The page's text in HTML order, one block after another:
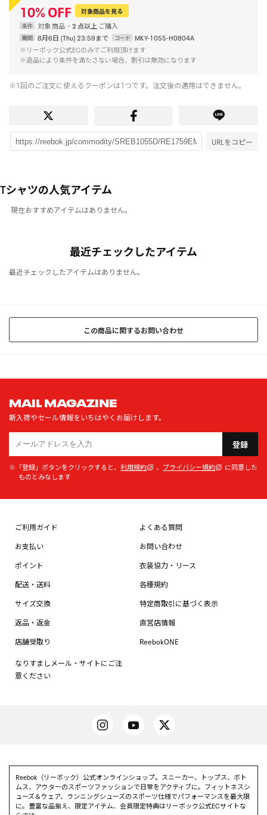
10%OFF 対象商品を見る
条件 対象商品 2 点以上
期間 8月6日 (Thu) 23:59まで コード
MKY-1055-H0804A
※リーボック公式ECのみでご利用頂けます
※返品により条件を満たさない場合、割引は無効になります
※1回のご注文に使えるクーポンは1つです。注文後の適用はできません。
URLをコピー
Tシャツの人気アイテム
現在おすすめアイテムはありません。
最近チェックしたアイテム
最近チェックしたアイテムはありません。
この商品に関するお問い合わせ
MAIL MAGAZINE
新入荷やセール情報をいちはやくお届けします。
登録
※「登録」ボタンをクリックすると、 利用規約 、 プライバシー規約
に同意した
ものとみなします
ご利用ガイド
お支払い
ポイント
配送・送料
サイズ交換
返品・返金
店舗受取り
なりすましメール・サイトにご注
意ください
よくある質問
お問い合わせ
衣装協力・リース
各種規約
特定商取引に基づく表示
直営店情報
ReebokONE
Reebok（リーボック）公式オンラインショップ。スニーカー、トップス、ボト
ムス、アウターのスポーツファッションで日常をアクティブに。フィットネスシ
ューズ＆ウェア、ランニングシューズのスポーツ仕様でパフォーマンスを最大限
に。豊富な品揃え、限定アイテム、会員限定特典はリーボック公式ECサイトな